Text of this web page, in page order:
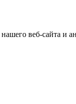
веб-сайта и